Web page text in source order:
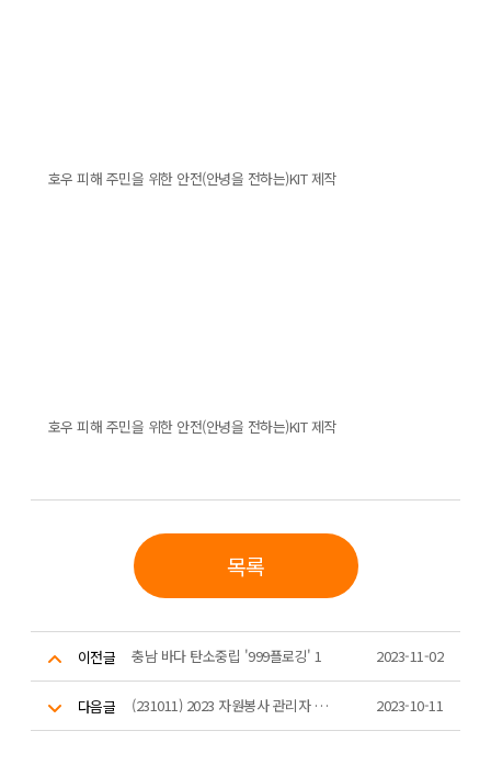
호우 피해 주민을 위한 안전(안녕을 전하는)KIT 제작
호우 피해 주민을 위한 안전(안녕을 전하는)KIT 제작
목록
이전글 충남 바다 탄소중립 '999플로깅' 1 2023-11-02
다음글 (231011) 2023 자원봉사 관리자 역량강화(2차) 교육 2023-10-11